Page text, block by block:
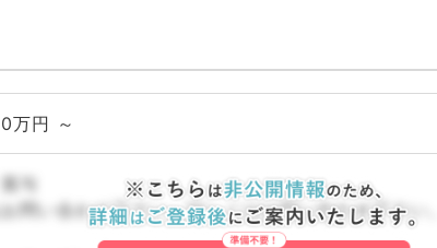
万円 ～
与
お問い合わせ下さい。詳しくはお問い合わせ下さい。